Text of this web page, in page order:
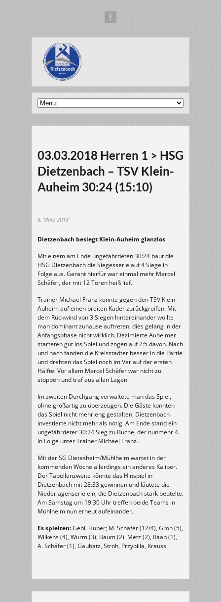
03.03.2018 Herren 1 > HSG
Dietzenbach – TSV Klein-
Auheim 30:24 (15:10)
6. März 2018
Dietzenbach besiegt Klein-Auheim glanzlos
Mit einem am Ende ungefährdeten 30:24 baut die
HSG Dietzenbach die Siegesserie auf 4 Siege in
Folge aus. Garant hierfür war einmal mehr Marcel
Schäfer, der mit 12 Toren heiß lief.
Trainer Michael Franz konnte gegen den TSV Klein-
Auheim auf einen breiten Kader zurückgreifen. Mit
dem Rückwind von 3 Siegen hintereinander wollte
man dominant zuhause auftreten, dies gelang in der
Anfangsphase nicht wirklich. Dezimierte Auheimer
starteten gut ins Spiel und zogen auf 2:5 davon. Nach
und nach fanden die Kreisstädter besser in die Partie
und drehten das Spiel noch im Verlauf der ersten
Hälfte. Vor allem Marcel Schäfer war nicht zu
stoppen und traf aus allen Lagen.
Im zweiten Durchgang verwaltete man das Spiel,
ohne großartig zu überzeugen. Die Gäste konnten
das Spiel nicht mehr eng gestalten, Dietzenbach
investierte nicht mehr als nötig. Am Ende stand ein
ungefährdeter 30:24 Sieg zu Buche, der nunmehr 4.
in Folge unter Trainer Michael Franz.
Mit der SG Dietesheim/Mühlheim wartet in der
kommenden Woche allerdings ein anderes Kaliber.
Der Tabellenzweite könnte das Hinspiel in
Dietzenbach mit 28:33 gewinnen und läutete die
Niederlagenserie ein, die Dietzenbach stark beutelte.
Am Samstag um 19:30 Uhr treffen beide Teams in
Mühlheim nun erneut aufeinander.
Es spielten:Gebl, Huber; M. Schäfer (12/4), Groh (5),
Wilkens (4), Wurm (3), Baum (2), Metz (2), Raab (1),
A. Schäfer (1), Gaubatz, Stroh, Przybilla, Krauss